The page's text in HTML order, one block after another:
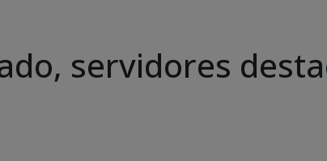
servidores